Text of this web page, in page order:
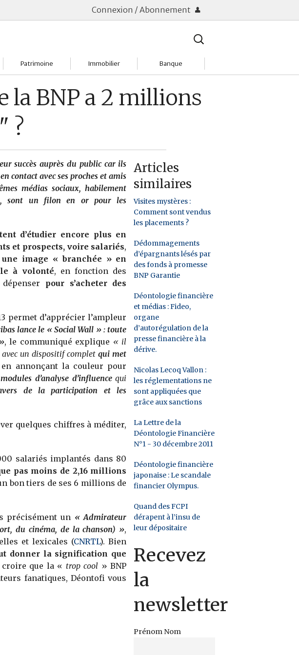
Connexion / Abonnement
Rechercher
Patrimoine
Bilan Patrimoine
Conseil Gestion
Objectifs & stratégie
Retraite
Transmission
Immobilier
Acheter
Location
Tendances
Banque
Changer de banque
Comptes & Livrets
Frais bancaires
Placements & banques
Réclamations
la BNP a 2 millions
?
succès auprès du public car ils
contact avec ses proches et amis
médias sociaux, habilement
sont un filon en or pour les
d’étudier encore plus en
et prospects, voire salariés,
image « branchée » en
à volonté, en fonction des
pour s’acheter des
permet d’apprécier l’ampleur
lance le « Social Wall » : toute
, le communiqué explique « il
avec un dispositif completqui met
en annonçant la couleur pour
modules d’analyse d’influencequi
de la participation et les
quelques chiffres à méditer,
salariés implantés dans 80
pas moins de 2,16 millions
bon tiers de ses 6 millions de
précisément un « Admirateur
du cinéma, de la chanson) »,
et lexicales (CNRTL). Bien
donner la signification que
croire que la « trop cool » BNP
fanatiques, Déontofi vous
Articles
similaires
Visites mystères :
Comment sont vendus
les placements ?
Dédommagements
d’épargnants lésés par
des fonds à promesse
BNP Garantie
Déontologie financière
et médias : Fideo,
organe
d’autorégulation de la
presse financière à la
dérive.
Nicolas Lecoq Vallon :
les réglementations ne
sont appliquées que
grâce aux sanctions
La Lettre de la
Déontologie Financière
N°1 - 30 décembre 2011
Déontologie financière
japonaise : Le scandale
financier Olympus.
Quand des FCPI
dérapent à l’insu de
leur dépositaire
Recevez
la
newsletter
Prénom Nom